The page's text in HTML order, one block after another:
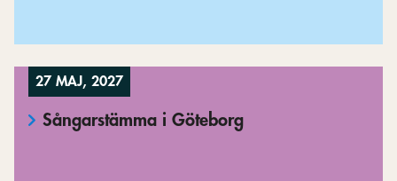
27 MAJ, 2027
Sångarstämma i Göteborg